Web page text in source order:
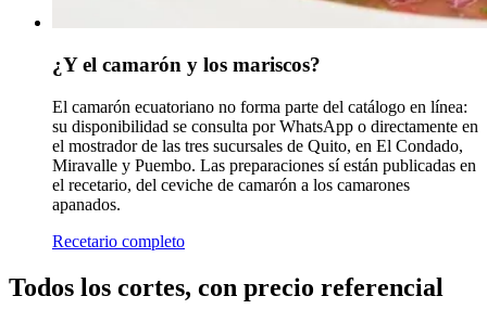
¿Y el camarón y los mariscos?
El camarón ecuatoriano no forma parte del catálogo en línea:
su disponibilidad se consulta por WhatsApp o directamente en
el mostrador de las tres sucursales de Quito, en El Condado,
Miravalle y Puembo. Las preparaciones sí están publicadas en
el recetario, del ceviche de camarón a los camarones
apanados.
Recetario completo
Todos los cortes, con precio referencial